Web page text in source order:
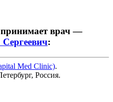
принимает врач —
:
Med Clinic).
Россия.